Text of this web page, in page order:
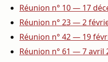
Réunion n° 10 — 17
Réunion n° 23 — 2
Réunion n° 42 — 19
Réunion n° 61 — 7 avril